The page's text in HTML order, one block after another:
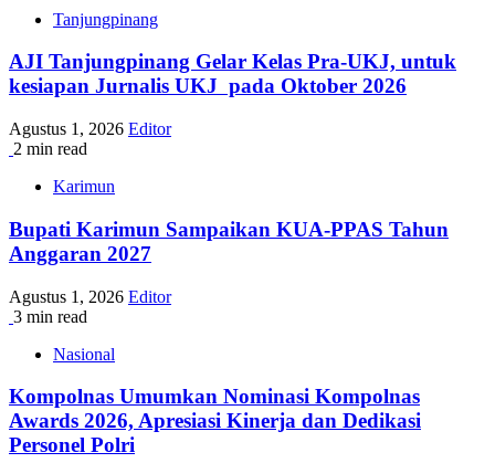
Tanjungpinang
AJI Tanjungpinang Gelar Kelas Pra-UKJ, untuk
kesiapan Jurnalis UKJ pada Oktober 2026
Agustus 1, 2026 Editor
2 min read
Karimun
Bupati Karimun Sampaikan KUA-PPAS Tahun
Anggaran 2027
Agustus 1, 2026 Editor
3 min read
Nasional
Kompolnas Umumkan Nominasi Kompolnas
Awards 2026, Apresiasi Kinerja dan Dedikasi
Personel Polri